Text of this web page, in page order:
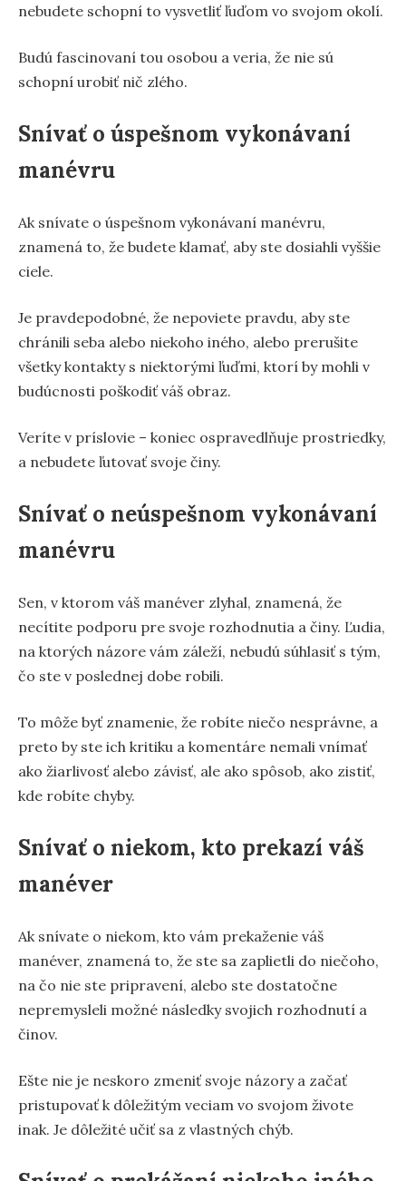
nebudete schopní to vysvetliť ľuďom vo svojom okolí.
Budú fascinovaní tou osobou a veria, že nie sú
schopní urobiť nič zlého.
Snívať o úspešnom vykonávaní
manévru
Ak snívate o úspešnom vykonávaní manévru,
znamená to, že budete klamať, aby ste dosiahli vyššie
ciele.
Je pravdepodobné, že nepoviete pravdu, aby ste
chránili seba alebo niekoho iného, alebo prerušite
všetky kontakty s niektorými ľuďmi, ktorí by mohli v
budúcnosti poškodiť váš obraz.
Veríte v príslovie – koniec ospravedlňuje prostriedky,
a nebudete ľutovať svoje činy.
Snívať o neúspešnom vykonávaní
manévru
Sen, v ktorom váš manéver zlyhal, znamená, že
necítite podporu pre svoje rozhodnutia a činy. Ľudia,
na ktorých názore vám záleží, nebudú súhlasiť s tým,
čo ste v poslednej dobe robili.
To môže byť znamenie, že robíte niečo nesprávne, a
preto by ste ich kritiku a komentáre nemali vnímať
ako žiarlivosť alebo závisť, ale ako spôsob, ako zistiť,
kde robíte chyby.
Snívať o niekom, kto prekazí váš
manéver
Ak snívate o niekom, kto vám prekaženie váš
manéver, znamená to, že ste sa zaplietli do niečoho,
na čo nie ste pripravení, alebo ste dostatočne
nepremysleli možné následky svojich rozhodnutí a
činov.
Ešte nie je neskoro zmeniť svoje názory a začať
pristupovať k dôležitým veciam vo svojom živote
inak. Je dôležité učiť sa z vlastných chýb.